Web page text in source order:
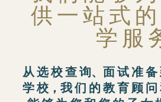
供 一 站 式
学 服
从 选 校 查 询、面 试 准 备
学 校，我 们 的 教 育 顾